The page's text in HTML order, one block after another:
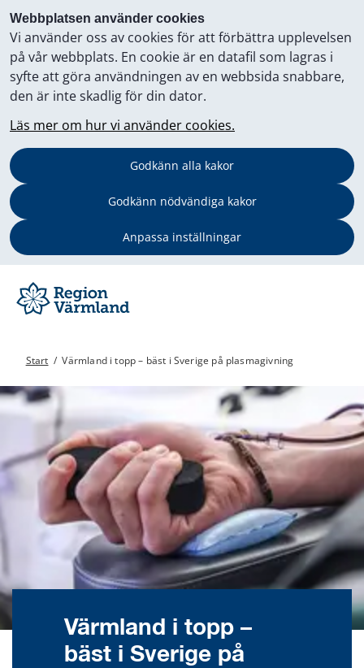
Webbplatsen använder cookies
Vi använder oss av cookies för att förbättra upplevelsen
på vår webbplats. En cookie är en datafil som lagras i
syfte att göra användningen av en webbsida snabbare,
den är inte skadlig för din dator.
Läs mer om hur vi använder cookies.
Godkänn alla kakor
Godkänn nödvändiga kakor
Anpassa inställningar
Start / Värmland i topp – bäst i Sverige på plasmagivning
Värmland i topp –
bäst i Sverige på